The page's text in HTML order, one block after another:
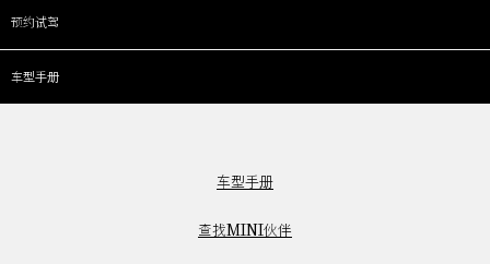
预约试驾
车型手册
车型手册
查找MINI伙伴